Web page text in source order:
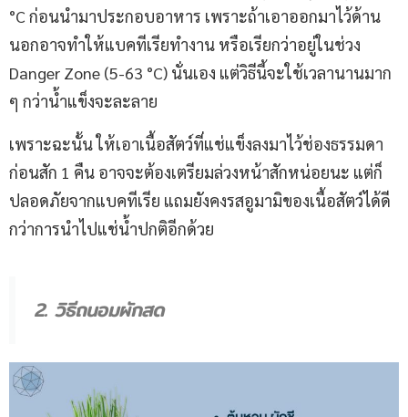
°C ก่อนนำมาประกอบอาหาร เพราะถ้าเอาออกมาไว้ด้าน
นอกอาจทำให้แบคทีเรียทำงาน หรือเรียกว่าอยู่ในช่วง
Danger Zone (5-63 °C) นั่นเอง แต่วิธีนี้จะใช้เวลานานมาก
ๆ กว่าน้ำแข็งจะละลาย
เพราะฉะนั้น ให้เอาเนื้อสัตว์ที่แช่แข็งลงมาไว้ช่องธรรมดา
ก่อนสัก 1 คืน อาจจะต้องเตรียมล่วงหน้าสักหน่อยนะ แต่ก็
ปลอดภัยจากแบคทีเรีย แถมยังคงรสอูมามิของเนื้อสัตว์ได้ดี
กว่าการนำไปแช่น้ำปกติอีกด้วย
2. วิธีถนอมผักสด